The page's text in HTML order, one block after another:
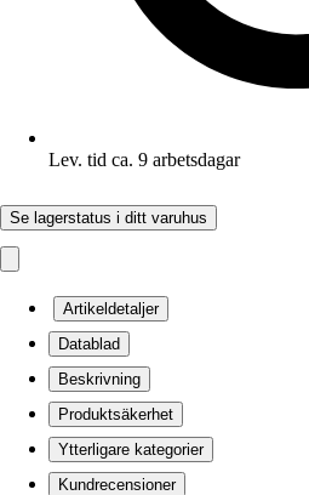
Lev. tid ca. 9 arbetsdagar
Se lagerstatus i ditt varuhus
Artikeldetaljer
Datablad
Beskrivning
Produktsäkerhet
Ytterligare kategorier
Kundrecensioner